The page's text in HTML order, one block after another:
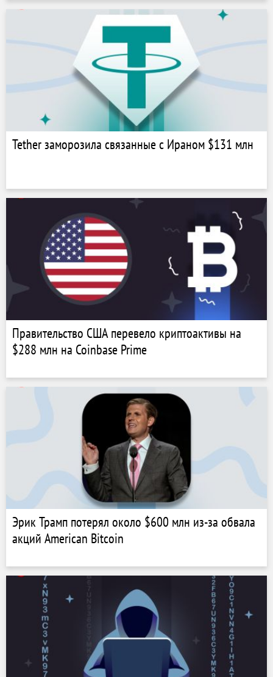
Tether заморозила связанные с Ираном $131 млн
Правительство США перевело криптоактивы на
$288 млн на Coinbase Prime
Эрик Трамп потерял около $600 млн из-за обвала
акций American Bitcoin